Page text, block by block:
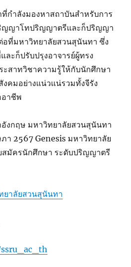
กำลังมองหาสถาบันสำหรับการ
ญญาโทปริญญาตรีและก็ปริญญา
อที่มหาวิทยาลัยสวนสุนันทา ซึ่ง
ละก็ปรับปรุงอาจารย์ผู้ทรง
สาทวิชาความรู้ให้กับนักศึกษา
คมอย่างแน่วแน่รวมทั้งจีรัง
อาชีพ
งกฤษ มหาวิทยาลัยสวนสุนันทา
า 2567 Genesis มหาวิทยาลัย
สมัครนักศึกษา ระดับปริญญาตรี
ยาลัยสวนสุนันทา